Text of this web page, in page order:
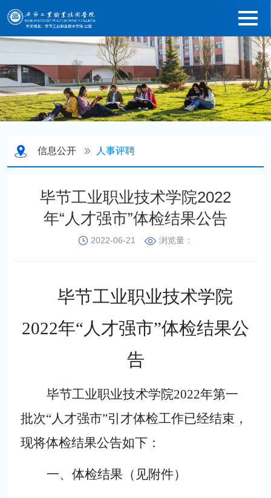
信息公开 人事评聘
毕节工业职业技术学院2022
年“人才强市”体检结果公告
2022-06-21 浏览量：
毕节工业职业技术学院
2022年“人才强市”体检结果公
告
毕节工业职业技术学院2022年第一
批次“人才强市”引才体检工作已经结束，
现将体检结果公告如下：
一、体检结果（见附件）